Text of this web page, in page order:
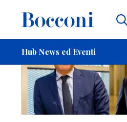
Hub News ed Eventi
Briciole di pane